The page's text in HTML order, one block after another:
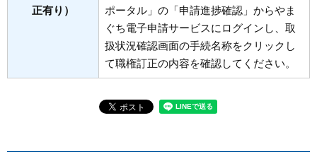
正有り）
ポータル」の「申請進捗確認」からやま
ぐち電子申請サービスにログインし、取
扱状況確認画面の手続名称をクリックし
て職権訂正の内容を確認してください。